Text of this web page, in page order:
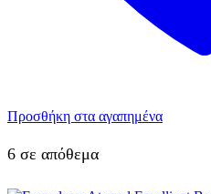
Προσθήκη στα αγαπημένα
6 σε απόθεμα